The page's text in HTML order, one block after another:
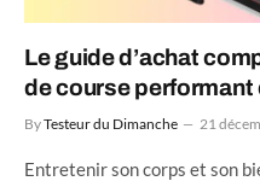
Le guide d’achat
de course performant
ByTesteur du Dimanche 21
Entretenir son corps et son